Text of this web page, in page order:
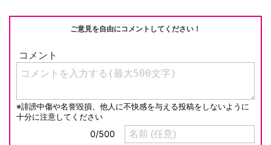
k
ご意見を自由にコメントしてください！